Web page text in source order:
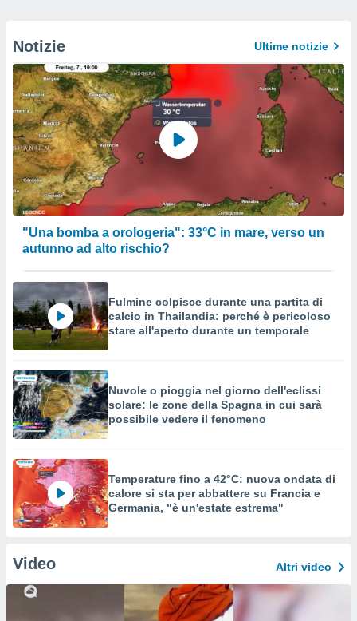
Notizie Ultime notizie
"Una bomba a orologeria": 33°C in mare, verso un
autunno ad alto rischio?
Fulmine colpisce durante una partita di
calcio in Thailandia: perché è pericoloso
stare all'aperto durante un temporale
Nuvole o pioggia nel giorno dell'eclissi
solare: le zone della Spagna in cui sarà
possibile vedere il fenomeno
Temperature fino a 42°C: nuova ondata di
calore si sta per abbattere su Francia e
Germania, "è un'estate estrema"
Video Altri video